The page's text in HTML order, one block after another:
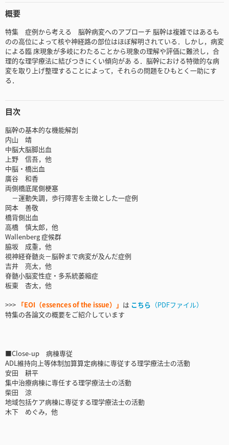
概要
特集 症例から考える 脳幹病変へのアプローチ 脳幹は複雑ではあるも
のの高位によって核や神経路の部位はほぼ解明されている．しかし，病変
による臨 床現象が多岐にわたることから現象の理解や評価に難渋し，合
理的な理学療法に結びつきにくい傾向があ る．脳幹における特徴的な病
変を取り上げ整理することによって，それらの問題をひもとく一助にす
る．
目次
脳幹の基本的な機能解剖
内山 靖
中脳大脳脚出血
上野 信吾，他
中脳・橋出血
廣谷 和香
両側橋底尾側梗塞
－運動失調，歩行障害を主徴とした一症例
岡本 善敬
橋背側出血
高橋 慎太郎，他
Wallenberg 症候群
脇坂 成重，他
視神経脊髄炎－脳幹まで病変が及んだ症例
吉井 亮太，他
脊髄小脳変性症・多系統萎縮症
板東 杏太，他
>>> 「EOI（essences of the issue）」 は こちら （PDFファイル）
特集の各論文の概要をご紹介しています
■Close-up 病棟専従
ADL維持向上等体制加算算定病棟に専従する理学療法士の活動
安田 耕平
集中治療病棟に専任する理学療法士の活動
柴田 涼
地域包括ケア病棟に専従する理学療法士の活動
木下 めぐみ，他